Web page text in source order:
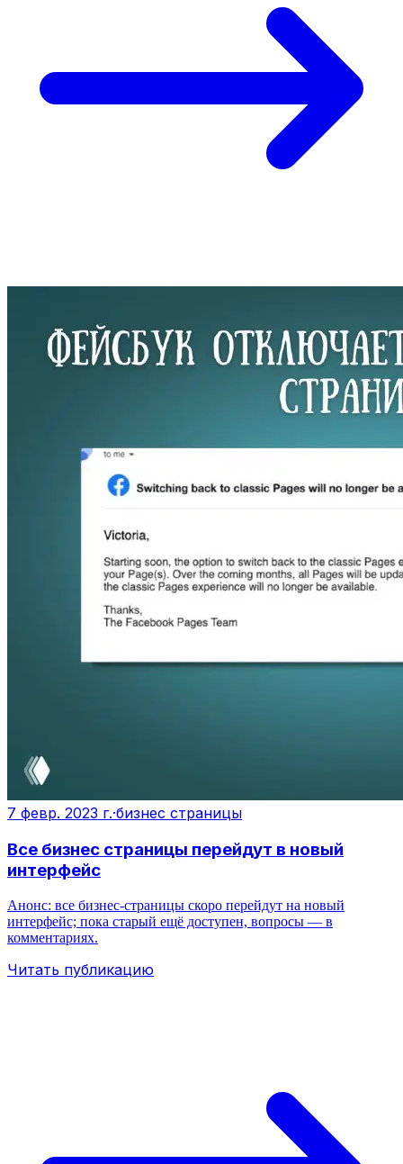
7 февр. 2023 г.·бизнес страницы
Все бизнес страницы перейдут в новый
интерфейс
Анонс: все бизнес-страницы скоро перейдут на новый
интерфейс; пока старый ещё доступен, вопросы — в
комментариях.
Читать публикацию